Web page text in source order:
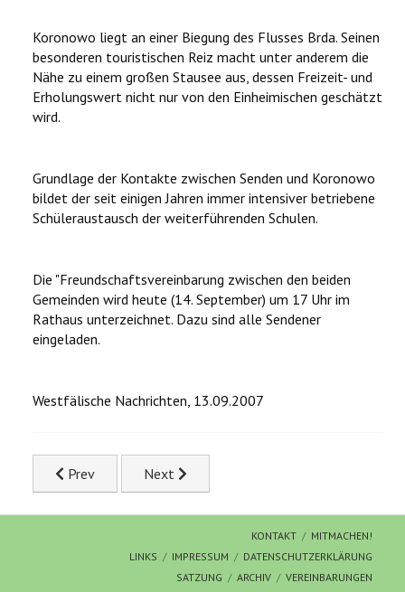
Koronowo liegt an einer Biegung des Flusses Brda. Seinen
besonderen touristischen Reiz macht unter anderem die
Nähe zu einem großen Stausee aus, dessen Freizeit- und
Erholungswert nicht nur von den Einheimischen geschätzt
wird.
Grundlage der Kontakte zwischen Senden und Koronowo
bildet der seit einigen Jahren immer intensiver betriebene
Schüleraustausch der weiterführenden Schulen.
Die "Freundschaftsvereinbarung zwischen den beiden
Gemeinden wird heute (14. September) um 17 Uhr im
Rathaus unterzeichnet. Dazu sind alle Sendener
eingeladen.
Westfälische Nachrichten, 13.09.2007
Previous article: Partnerschaft mit Koronowo: Kontakte
Prev Next article: WN-Umfrage zum
Next
KONTAKT
MITMACHEN!
LINKS
IMPRESSUM
DATENSCHUTZERKLÄRUNG
SATZUNG
ARCHIV VEREINBARUNGEN